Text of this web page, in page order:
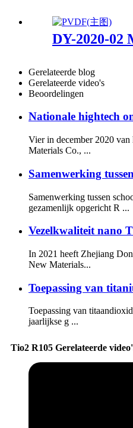
DY-2020-02
Gerelateerde blog
Gerelateerde video's
Beoordelingen
Nationale hightech
Vier in december 2020
Materials Co., ...
Samenwerking
Samenwerking tussen
gezamenlijk opgericht R ...
Vezelkwaliteit nano
In 2021 heeft Zhejiang
New Materials...
Toepassing van
Toepassing van
jaarlijkse g ...
Tio2 R105 Gerelateerde